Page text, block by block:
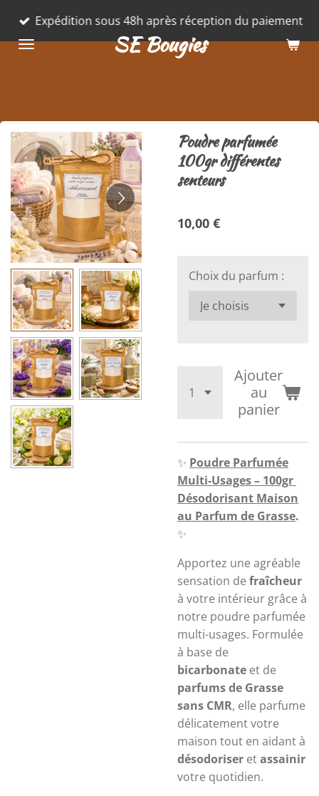
Passer
contenu
SE Bougies
Expédition sous 48h après réception du paiement
Poudre parfumée
100gr différentes
senteurs
10,00 €
Choix du parfum :
Ajouter
au
panier
✨ Poudre Parfumée
Multi-Usages – 100gr
Désodorisant Maison
au Parfum de Grasse.
✨
Apportez une agréable
sensation de fraîcheur
à votre intérieur grâce à
notre poudre parfumée
multi-usages. Formulée
à base de
bicarbonate et de
parfums de Grasse
sans CMR, elle parfume
délicatement votre
maison tout en aidant à
désodoriser etassainir
votre quotidien.